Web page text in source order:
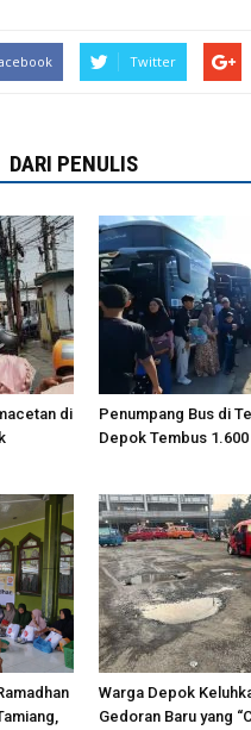
Twitter
DARI PENULIS
di
Penumpang Bus di
Depok Tembus
Warga Depok
Gedoran Baru yang